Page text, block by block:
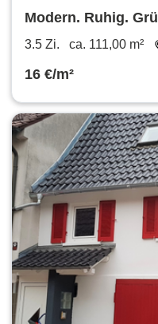
Modern. Ruhig.
3.5 Zi. ca. 111,00 m²
16 €/m²